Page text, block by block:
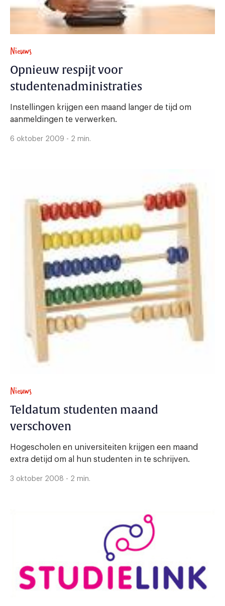
Nieuws
Opnieuw respijt voor
studentenadministraties
Instellingen krijgen een maand langer de tijd om
aanmeldingen te verwerken.
6 oktober 2009 - 2 min.
Nieuws
Teldatum studenten maand
verschoven
Hogescholen en universiteiten krijgen een maand
extra detijd om al hun studenten in te schrijven.
3 oktober 2008 - 2 min.